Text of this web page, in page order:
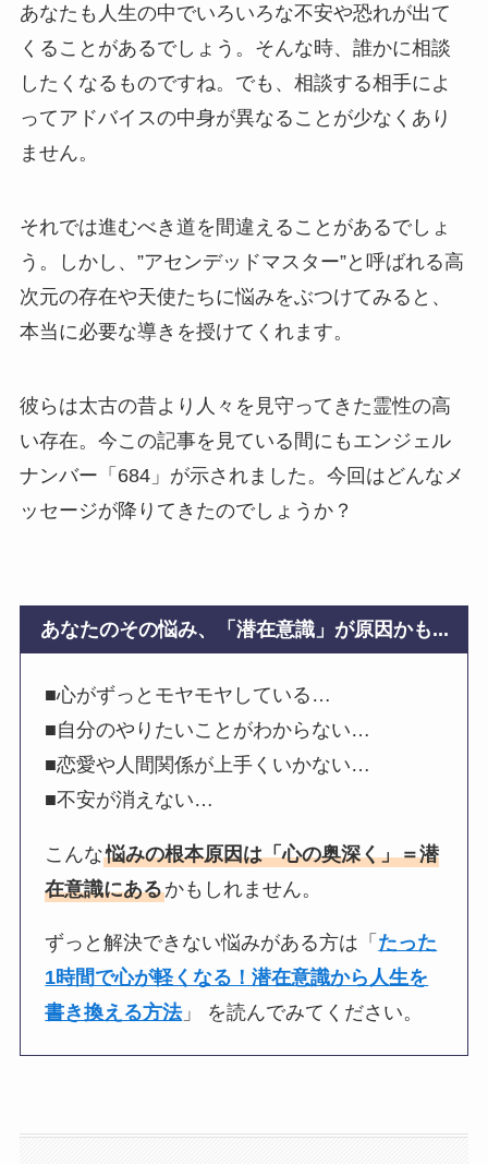
あなたも人生の中でいろいろな不安や恐れが出て
くることがあるでしょう。そんな時、誰かに相談
したくなるものですね。でも、相談する相手によ
ってアドバイスの中身が異なることが少なくあり
ません。
それでは進むべき道を間違えることがあるでしょ
う。しかし、”アセンデッドマスター”と呼ばれる高
次元の存在や天使たちに悩みをぶつけてみると、
本当に必要な導きを授けてくれます。
彼らは太古の昔より人々を見守ってきた霊性の高
い存在。今この記事を見ている間にもエンジェル
ナンバー「684」が示されました。今回はどんなメ
ッセージが降りてきたのでしょうか？
あなたのその悩み、「潜在意識」が原因かも...
■心がずっとモヤモヤしている…
■自分のやりたいことがわからない…
■恋愛や人間関係が上手くいかない…
■不安が消えない…
こんな悩みの根本原因は「心の奥深く」＝潜
在意識にあるかもしれません。
ずっと解決できない悩みがある方は「 たった
1時間で心が軽くなる！潜在意識から人生を
書き換える方法」 を読んでみてください。